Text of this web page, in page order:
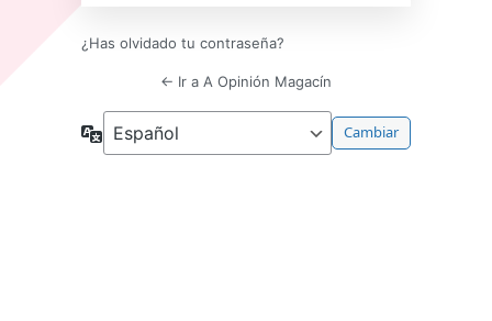
¿Has olvidado tu contraseña?
← Ir a A Opinión Magacín
Idioma